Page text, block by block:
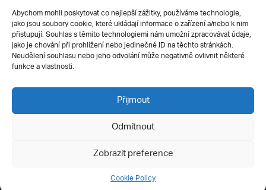
Abychom mohli poskytovat co nejlepší zážitky, používáme technologie,
jako jsou soubory cookie, které ukládají informace o zařízení a/nebo k nim
přistupují. Souhlas s těmito technologiemi nám umožní zpracovávat údaje,
jako je chování při prohlížení nebo jedinečné ID na těchto stránkách.
Neudělení souhlasu nebo jeho odvolání může negativně ovlivnit některé
funkce a vlastnosti.
Přijmout
Odmítnout
Zobrazit preference
Cookie Policy
Silverius
Pro uchazeče
Přijímací řízení
E-prihlaska
Přípravné kurzy
Ochrana soukromí
Všechna práva vyhrazena